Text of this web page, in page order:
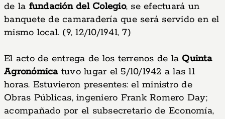
de la fundación del Colegio, se efectuará un
banquete de camaradería que será servido en el
mismo local. (9, 12/10/1941, 7)
El acto de entrega de los terrenos de la Quinta
Agronómicatuvo lugar el 5/10/1942 a las 11
horas. Estuvieron presentes: el ministro de
Obras Públicas, ingeniero Frank Romero Day;
acompañado por el subsecretario de Economía,